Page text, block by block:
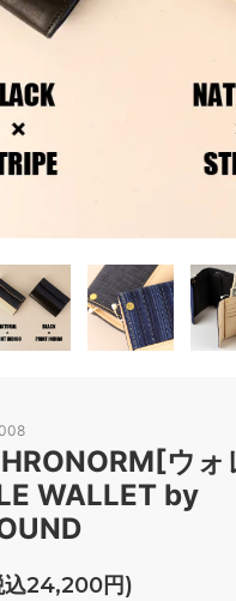
ウォ
WALLET by
24,200円)